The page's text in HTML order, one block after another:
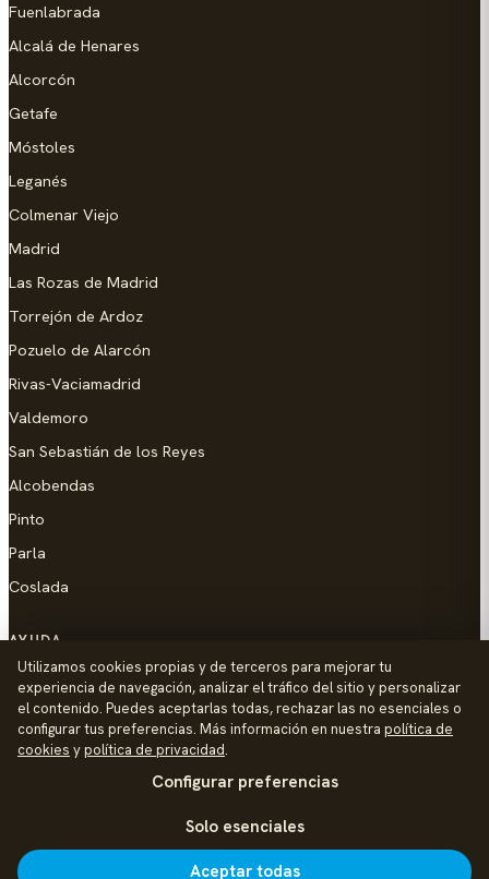
Fuenlabrada
Alcalá de Henares
Alcorcón
Getafe
Móstoles
Leganés
Colmenar Viejo
Madrid
Las Rozas de Madrid
Torrejón de Ardoz
Pozuelo de Alarcón
Rivas-Vaciamadrid
Valdemoro
San Sebastián de los Reyes
Alcobendas
Pinto
Parla
Coslada
AYUDA
Añadir empresa
Contacto
Política de Privacidad
Utilizamos cookies propias y de terceros para mejorar tu
experiencia de navegación, analizar el tráfico del sitio y personalizar
el contenido. Puedes aceptarlas todas, rechazar las no esenciales o
configurar tus preferencias. Más información en nuestra política de
cookies ypolítica de privacidad.
Configurar preferencias
Solo esenciales
Aceptar todas